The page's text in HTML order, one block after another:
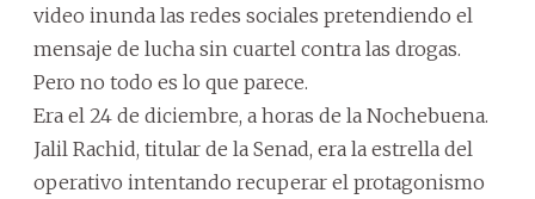
video inunda las redes sociales pretendiendo el
mensaje de lucha sin cuartel contra las drogas.
Pero no todo es lo que parece.
Era el 24 de diciembre, a horas de la Nochebuena.
Jalil Rachid, titular de la Senad, era la estrella del
operativo intentando recuperar el protagonismo